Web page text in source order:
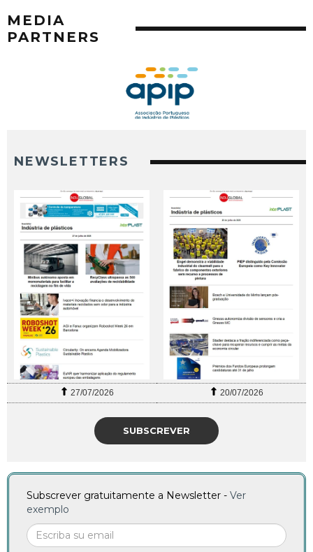
MEDIA
PARTNERS
NEWSLETTERS
27/07/2026 20/07/2026
SUBSCREVER
Subscrever gratuitamente a Newsletter - Ver
exemplo